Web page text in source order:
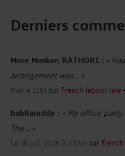
Derniers
Mme Muskan RATHORE :«
arrangement was ... »
Hier à 11:51 sur French labour law
babitareddy : « My office
The ... »
Le 18 juil. 2026 à 08:59 sur